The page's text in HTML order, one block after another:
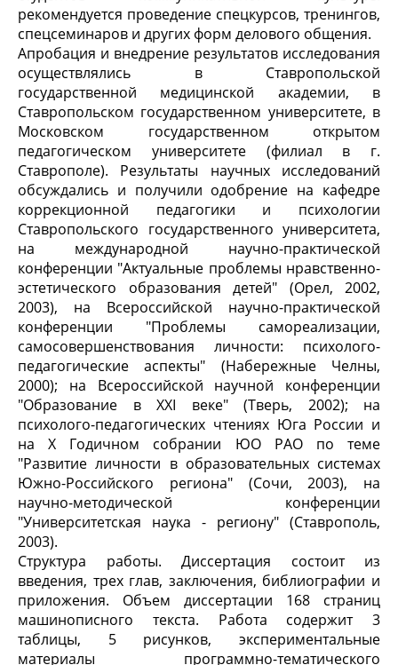
рекомендуется проведение спецкурсов, тренингов,
спецсеминаров и других форм делового общения.
Апробация и внедрение результатов исследования
осуществлялись в Ставропольской
государственной медицинской академии, в
Ставропольском государственном университете, в
Московском государственном открытом
педагогическом университете (филиал в г.
Ставрополе). Результаты научных исследований
обсуждались и получили одобрение на кафедре
коррекционной педагогики и психологии
Ставропольского государственного университета,
на международной научно-практической
конференции "Актуальные проблемы нравственно-
эстетического образования детей" (Орел, 2002,
2003), на Всероссийской научно-практической
конференции "Проблемы самореализации,
самосовершенствования личности: психолого-
педагогические аспекты" (Набережные Челны,
2000); на Всероссийской научной конференции
"Образование в XXI веке" (Тверь, 2002); на
психолого-педагогических чтениях Юга России и
на X Годичном собрании ЮО РАО по теме
"Развитие личности в образовательных системах
Южно-Российского региона" (Сочи, 2003), на
научно-методической конференции
"Университетская наука - региону" (Ставрополь,
2003).
Структура работы. Диссертация состоит из
введения, трех глав, заключения, библиографии и
приложения. Объем диссертации 168 страниц
машинописного текста. Работа содержит 3
таблицы, 5 рисунков, экспериментальные
материалы программно-тематического